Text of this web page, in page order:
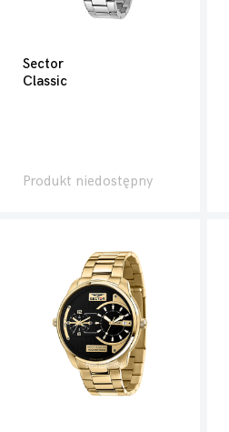
Sector
Classic
Produkt niedostępny